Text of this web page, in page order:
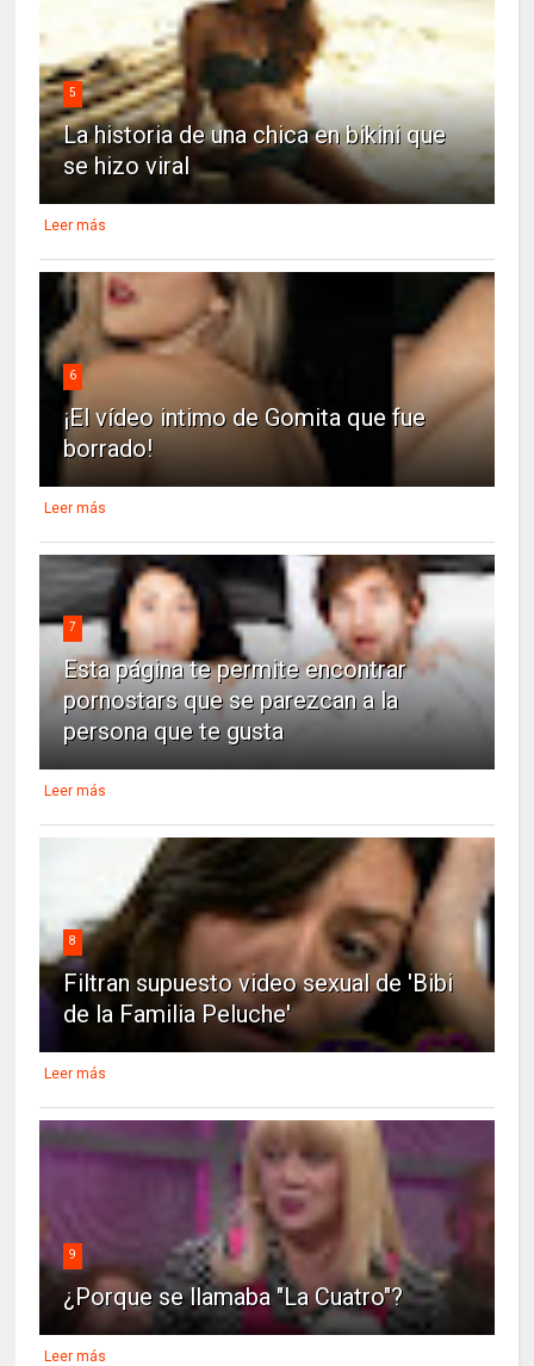
5
La historia de una chica en bikini que
se hizo viral
Leer más
6
¡El vídeo intimo de Gomita que fue
borrado!
Leer más
7
Esta página te permite encontrar
pornostars que se parezcan a la
persona que te gusta
Leer más
8
Filtran supuesto video sexual de 'Bibi
de la Familia Peluche'
Leer más
9
¿Porque se llamaba "La Cuatro"?
Leer más